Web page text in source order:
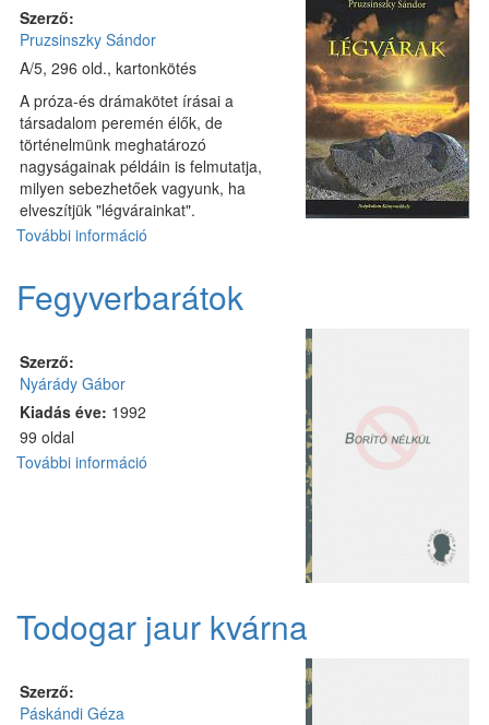
Szerző:
Pruzsinszky Sándor
A/5, 296 old., kartonkötés
A próza-és drámakötet írásai a
társadalom peremén élők, de
történelmünk meghatározó
nagyságainak példáin is felmutatja,
milyen sebezhetőek vagyunk, ha
elveszítjük "légvárainkat".
További információ
Fegyverbarátok
Szerző:
Nyárády Gábor
Kiadás éve: 1992
99 oldal
További információ
Todogar jaur kvárna
Szerző:
Páskándi Géza